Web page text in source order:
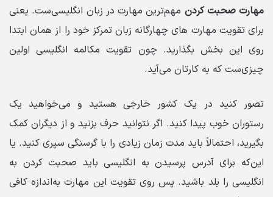
مهارت صحبت کردن مهم‌ترین مهارت در زبان انگلیسی‌ست. یعنی
برای تقویت مهارت های چهارگانه زبان تمرکز خود را از همان ابتدا
روی این بخش بگذارید. چون تقویت مکالمه انگلیسی اولین
چیزی‌ست که به کارتان می‌آید.
تصور کنید در یک کشور خارجی هستید و می‌خواهید یک
رستوران خوب پیدا کنید. اگر نتوانید حرف بزنید و از دیگران کمک
بگیرید، احتمالاً باید مدت زمان زیادی را با گرسنگی سپری کنید. یا
این‌که برای آدرس پرسیدن به انگلیسی باید صحبت کردن به
انگلیسی را بلد باشید. پس روی تقویت این مهارت به‌اندازه کافی